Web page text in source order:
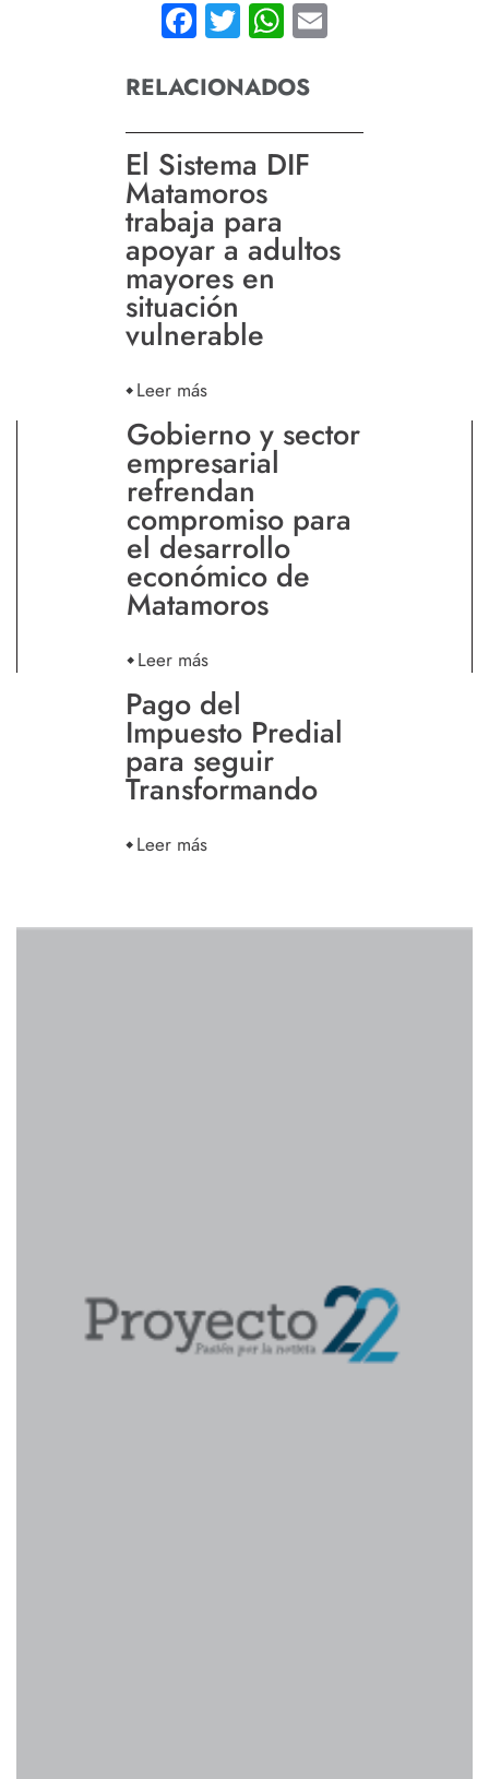
Facebook
TwitterWhatsApp
RELACIONADOS
El Sistema DIF
Matamoros
trabaja para
apoyar a adultos
mayores en
situación
vulnerable
Leer más
Gobierno y sector
empresarial
refrendan
compromiso para
el desarrollo
económico de
Matamoros
Leer más
Pago del
Impuesto Predial
para seguir
Transformando
Leer más